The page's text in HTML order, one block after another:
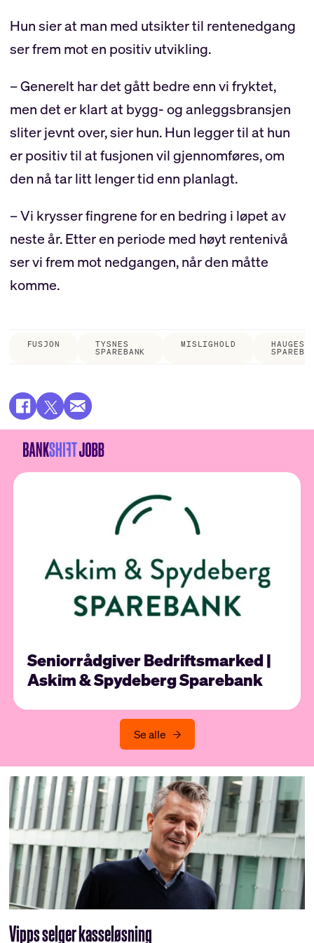
Hun sier at man med utsikter til rentenedgang
ser frem mot en positiv utvikling.
– Generelt har det gått bedre enn vi fryktet,
men det er klart at bygg- og anleggsbransjen
sliter jevnt over, sier hun. Hun legger til at hun
er positiv til at fusjonen vil gjennomføres, om
den nå tar litt lenger tid enn planlagt.
– Vi krysser fingrene for en bedring i løpet av
neste år. Etter en periode med høyt rentenivå
ser vi frem mot nedgangen, når den måtte
komme.
FUSJON TYSNES
SPAREBANK
MISLIGHOLD
Seniorrådgiver Bedriftsmarked |
Askim & Spydeberg Sparebank
Se alle
Vipps selger kasseløsning